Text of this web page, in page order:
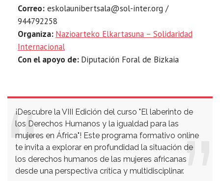
Correo:eskolaunibertsala@sol-inter.org /
944792258
Organiza: Nazioarteko Elkartasuna – Solidaridad
Internacional
Con el apoyo de: Diputación Foral de Bizkaia
¡Descubre la VIII Edición del curso "El laberinto de
los Derechos Humanos y la igualdad para las
mujeres en África"! Este programa formativo online
te invita a explorar en profundidad la situación de
los derechos humanos de las mujeres africanas
desde una perspectiva crítica y multidisciplinar.